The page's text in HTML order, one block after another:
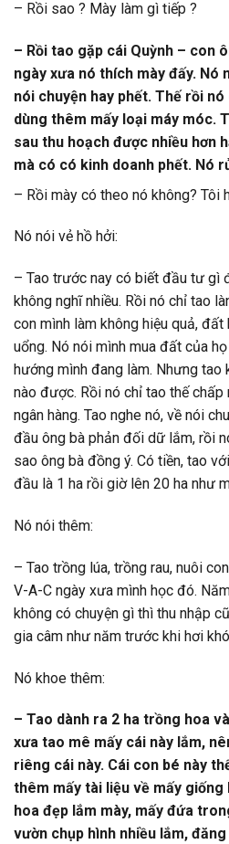
– Rồi sao ? Mày làm gì tiếp ?
– Rồi tao gặp cái Quỳnh – con
ngày xưa nó thích mày đấy. Nó
nói chuyện hay phết. Thế rồi
dùng thêm mấy loại máy móc.
sau thu hoạch được nhiều hơn
mà có có kinh doanh phết. Nó
– Rồi mày có theo nó không? Tôi
Nó nói vẻ hồ hởi:
– Tao trước nay có biết đầu tư gì
không nghĩ nhiều. Rồi nó chỉ tao
con mình làm không hiệu quả,
uổng. Nó nói mình mua đất của
hướng mình đang làm. Nhưng tao
nào được. Rồi nó chỉ tao thế
ngân hàng. Tao nghe nó, về nói
đầu ông bà phản đối dữ lắm, rồi
sao ông bà đồng ý. Có tiền, tao
đầu là 1 ha rồi giờ lên 20 ha như
Nó nói thêm:
– Tao trồng lúa, trồng rau, nuôi
V-A-C ngày xưa mình học đó.
không có chuyện gì thì thu nhập
gia câm như năm trước khi hơi
Nó khoe thêm:
– Tao dành ra 2 ha trồng hoa
xưa tao mê mấy cái này lắm,
riêng cái này. Cái con bé này
thêm mấy tài liệu về mấy
hoa đẹp lắm mày, mấy đứa
vườn chụp hình nhiều lắm,